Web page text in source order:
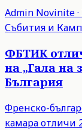
Admin Novinite·
Събития и
ФБТИК
на „Гала на
България
Френско-
камара отличи